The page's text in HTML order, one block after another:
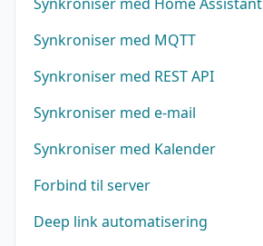
Synkroniser med MQTT
Synkroniser med REST API
Synkroniser med e-mail
Synkroniser med Kalender
Forbind til server
Deep link automatisering